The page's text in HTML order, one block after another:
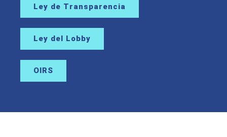
Ley de Transparencia
Ley del Lobby
OIRS